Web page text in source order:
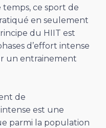
ce sport de
en seulement
du HIIT est
d’effort intense
un entrainement
de
est une
parmi la population